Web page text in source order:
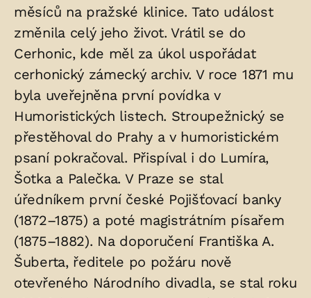
měsíců na pražské klinice. Tato událost
změnila celý jeho život. Vrátil se do
Cerhonic, kde měl za úkol uspořádat
cerhonický zámecký archiv. V roce 1871 mu
byla uveřejněna první povídka v
Humoristických listech. Stroupežnický se
přestěhoval do Prahy a v humoristickém
psaní pokračoval. Přispíval i do Lumíra,
Šotka a Palečka. V Praze se stal
úředníkem první české Pojišťovací banky
(1872–1875) a poté magistrátním písařem
(1875–1882). Na doporučení Františka A.
Šuberta, ředitele po požáru nově
otevřeného Národního divadla, se stal roku